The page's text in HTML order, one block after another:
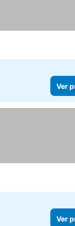
Ver
Ver